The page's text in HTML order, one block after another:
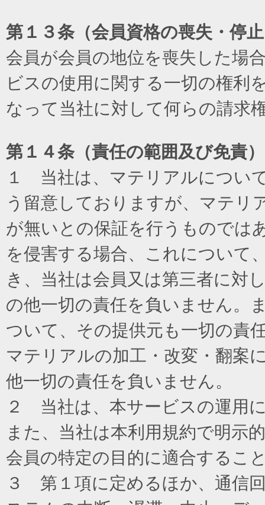
第１３条（会員資格の喪失・停
会員が会員の地位を喪失した場
ビスの使用に関する一切の権利
なって当社に対して何らの請求
第１４条（責任の範囲及び免責）
１ 当社は、マテリアルについ
う留意しておりますが、マテリ
が無いとの保証を行うものでは
を侵害する場合、これについて
き、当社は会員又は第三者に対
の他一切の責任を負いません。
ついて、その提供元も一切の責
マテリアルの加工・改変・翻案
他一切の責任を負いません。
２ 当社は、本サービスの運用
また、当社は本利用規約で明示
会員の特定の目的に適合するこ
３ 第１項に定めるほか、通信